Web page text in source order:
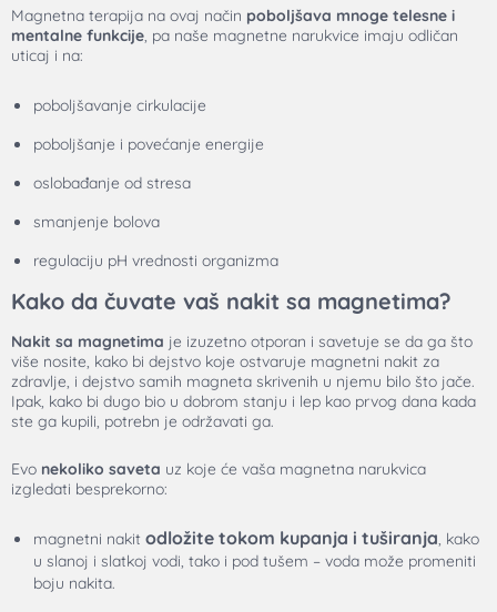
Magnetna terapija na ovaj način poboljšava mnoge telesne i
mentalne funkcije, pa naše magnetne narukvice imaju odličan
uticaj i na:
poboljšavanje cirkulacije
poboljšanje i povećanje energije
oslobađanje od stresa
smanjenje bolova
regulaciju pH vrednosti organizma
Kako da čuvate vaš nakit sa magnetima?
Nakit sa magnetima je izuzetno otporan i savetuje se da ga što
više nosite, kako bi dejstvo koje ostvaruje magnetni nakit za
zdravlje, i dejstvo samih magneta skrivenih u njemu bilo što jače.
Ipak, kako bi dugo bio u dobrom stanju i lep kao prvog dana kada
ste ga kupili, potrebn je održavati ga.
Evo nekoliko saveta uz koje će vaša magnetna narukvica
izgledati besprekorno:
magnetni nakit odložite tokom kupanja i tuširanja, kako
u slanoj i slatkoj vodi, tako i pod tušem – voda može promeniti
boju nakita.